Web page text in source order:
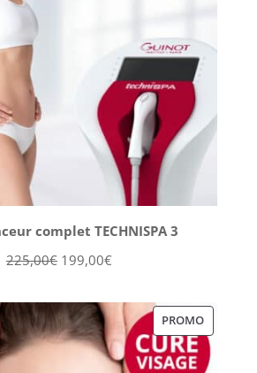
complet TECHNISPA 3
225,00€ Le
initial
était :
225,00€.
199,00€Le
actuel
est :
199,00€.
PROMOPRODUIT
EN